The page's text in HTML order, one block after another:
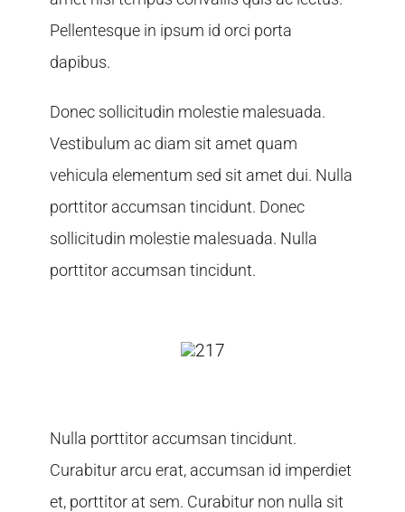
Pellentesque in ipsum id orci porta
dapibus.
Donec sollicitudin molestie malesuada.
Vestibulum ac diam sit amet quam
vehicula elementum sed sit amet dui. Nulla
porttitor accumsan tincidunt. Donec
sollicitudin molestie malesuada. Nulla
porttitor accumsan tincidunt.
Nulla porttitor accumsan tincidunt.
Curabitur arcu erat, accumsan id imperdiet
et, porttitor at sem. Curabitur non nulla sit